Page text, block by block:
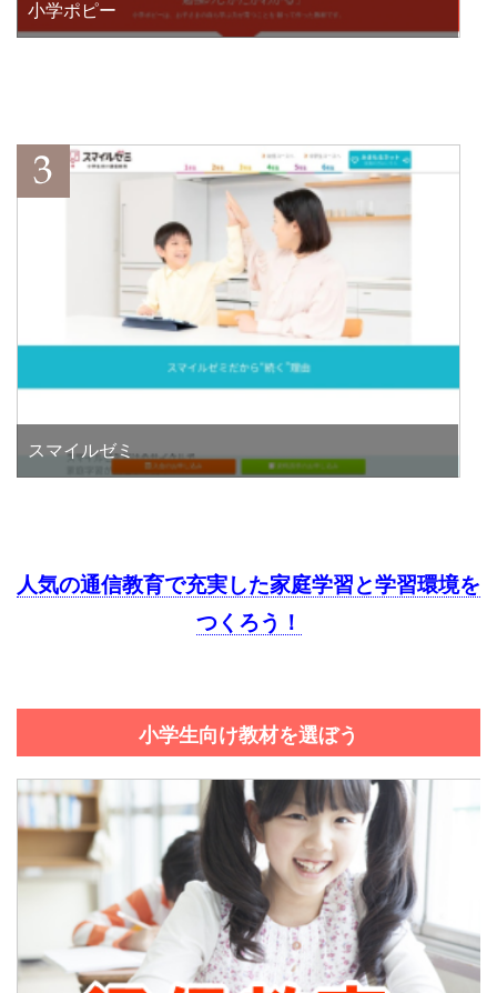
小学ポピー
スマイルゼミ
人気の通信教育で充実した家庭学習と学習環境を
つくろう！
小学生向け教材を選ぼう